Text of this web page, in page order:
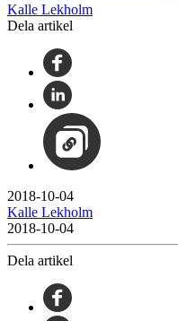
Kalle Lekholm
Dela artikel
2018-10-04
Kalle Lekholm
2018-10-04
Dela artikel